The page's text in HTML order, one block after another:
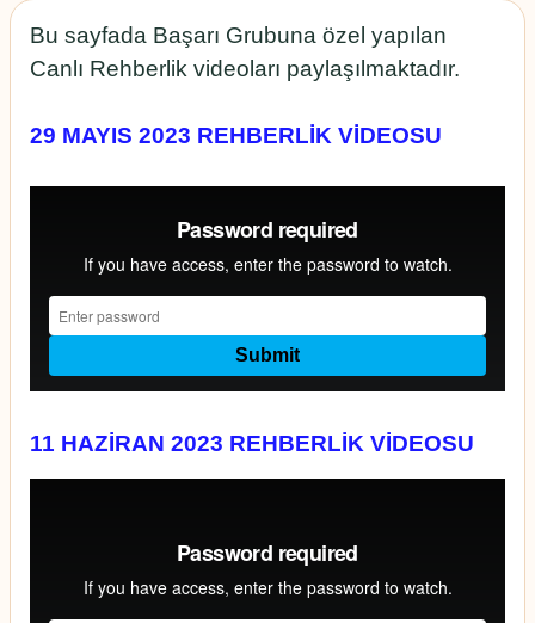
Bu sayfada Başarı Grubuna özel yapılan
Canlı Rehberlik videoları paylaşılmaktadır.
29 MAYIS 2023 REHBERLİK VİDEOSU
11 HAZİRAN 2023 REHBERLİK VİDEOSU